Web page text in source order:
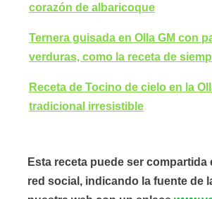
corazón de albaricoque
Ternera guisada en Olla GM con
verduras, como la receta de
Receta de Tocino de cielo en la
tradicional irresistible
Esta receta puede ser compartida
red social, indicando la fuente de